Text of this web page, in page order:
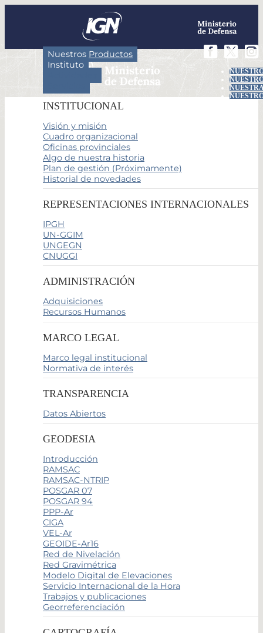
Nuestros Productos
Instituto
INSTITUCIONAL
Visión y misión
Cuadro organizacional
Oficinas provinciales
Algo de nuestra historia
Plan de gestión (Próximamente)
Historial de novedades
REPRESENTACIONES INTERNACIONALES
IPGH
UN-GGIM
UNGEGN
CNUGGI
ADMINISTRACIÓN
Adquisiciones
Recursos Humanos
MARCO LEGAL
Marco legal institucional
Normativa de interés
TRANSPARENCIA
Datos Abiertos
GEODESIA
Introducción
RAMSAC
RAMSAC-NTRIP
POSGAR 07
POSGAR 94
PPP-Ar
CIGA
VEL-Ar
GEOIDE-Ar16
Red de Nivelación
Red Gravimétrica
Modelo Digital de Elevaciones
Servicio Internacional de la Hora
Trabajos y publicaciones
Georreferenciación